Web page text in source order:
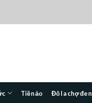
Tiền ảo Đô la chợ đen